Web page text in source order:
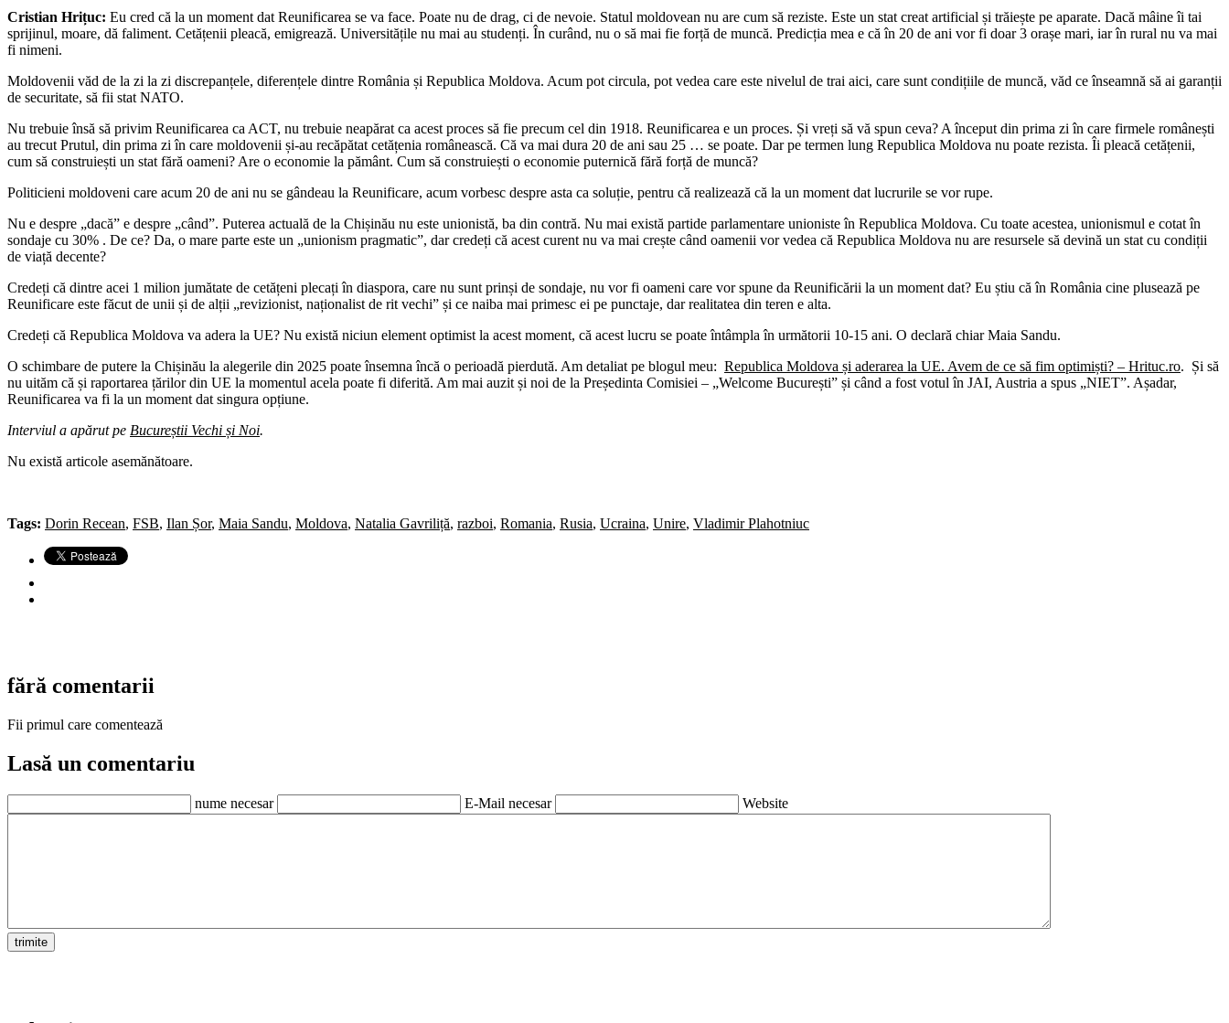
Cristian Hrițuc: Eu cred că la un moment dat Reunificarea se va face. Poate nu de drag, ci de nevoie. Statul moldovean nu are cum să reziste. Este un stat creat artificial și trăiește pe aparate. Dacă mâine îi tai
sprijinul, moare, dă faliment. Cetățenii pleacă, emigrează. Universitățile nu mai au studenți. În curând, nu o să mai fie forță de muncă. Predicția mea e că în 20 de ani vor fi doar 3 orașe mari, iar în rural nu va mai
fi nimeni.
Moldovenii văd de la zi la zi discrepanțele, diferențele dintre România și Republica Moldova. Acum pot circula, pot vedea care este nivelul de trai aici, care sunt condițiile de muncă, văd ce înseamnă să ai garanții
de securitate, să fii stat NATO.
Nu trebuie însă să privim Reunificarea ca ACT, nu trebuie neapărat ca acest proces să fie precum cel din 1918. Reunificarea e un proces. Și vreți să vă spun ceva? A început din prima zi în care firmele românești
au trecut Prutul, din prima zi în care moldovenii și-au recăpătat cetățenia românească. Că va mai dura 20 de ani sau 25 … se poate. Dar pe termen lung Republica Moldova nu poate rezista. Îi pleacă cetățenii,
cum să construiești un stat fără oameni? Are o economie la pământ. Cum să construiești o economie puternică fără forță de muncă?
Politicieni moldoveni care acum 20 de ani nu se gândeau la Reunificare, acum vorbesc despre asta ca soluție, pentru că realizează că la un moment dat lucrurile se vor rupe.
Nu e despre „dacă” e despre „când”. Puterea actuală de la Chișinău nu este unionistă, ba din contră. Nu mai există partide parlamentare unioniste în Republica Moldova. Cu toate acestea, unionismul e cotat în
sondaje cu 30% . De ce? Da, o mare parte este un „unionism pragmatic”, dar credeți că acest curent nu va mai crește când oamenii vor vedea că Republica Moldova nu are resursele să devină un stat cu condiții
de viață decente?
Credeți că dintre acei 1 milion jumătate de cetățeni plecați în diaspora, care nu sunt prinși de sondaje, nu vor fi oameni care vor spune da Reunificării la un moment dat? Eu știu că în România cine plusează pe
Reunificare este făcut de unii și de alții „revizionist, naționalist de rit vechi” și ce naiba mai primesc ei pe punctaje, dar realitatea din teren e alta.
Credeți că Republica Moldova va adera la UE? Nu există niciun element optimist la acest moment, că acest lucru se poate întâmpla în următorii 10-15 ani. O declară chiar Maia Sandu.
O schimbare de putere la Chișinău la alegerile din 2025 poate însemna încă o perioadă pierdută. Am detaliat pe blogul meu: Republica Moldova și aderarea la UE. Avem de ce să fim optimiști? – Hrituc.ro. Și să
nu uităm că și raportarea țărilor din UE la momentul acela poate fi diferită. Am mai auzit și noi de la Președinta Comisiei – „Welcome București” și când a fost votul în JAI, Austria a spus „NIET”. Așadar,
Reunificarea va fi la un moment dat singura opțiune.
Interviul a apărut pe Bucureștii Vechi și Noi.
Nu există articole asemănătoare.
Tags: Dorin Recean, FSB, Ilan Șor, Maia Sandu, Moldova, Natalia Gavriliță, razboi, Romania, Rusia, Ucraina, Unire, Vladimir Plahotniuc
fără comentarii
Fii primul care comentează
Lasă un comentariu
nume necesar E-Mail necesar Website